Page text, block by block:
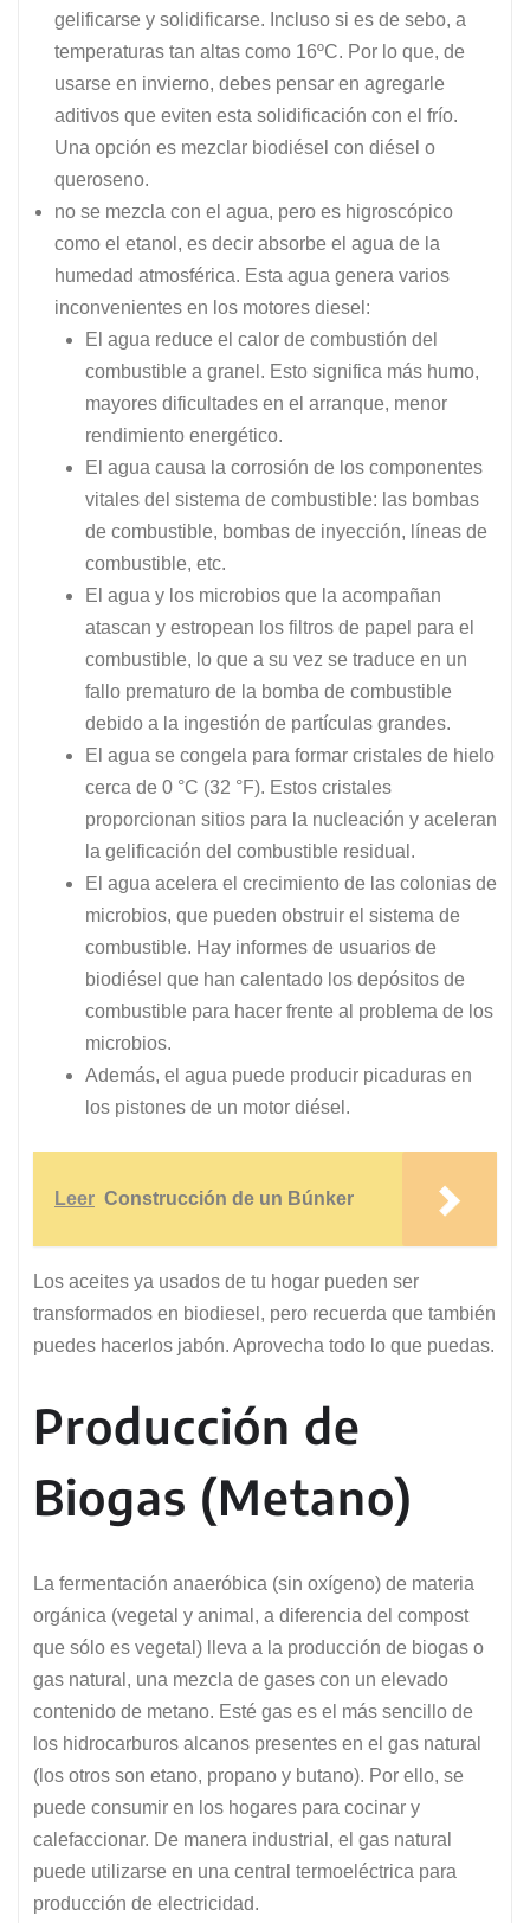
gelificarse y solidificarse. Incluso si es de sebo, a
temperaturas tan altas como 16ºC. Por lo que, de
usarse en invierno, debes pensar en agregarle
aditivos que eviten esta solidificación con el frío.
Una opción es mezclar biodiésel con diésel o
queroseno.
no se mezcla con el agua, pero es higroscópico
como el etanol, es decir absorbe el agua de la
humedad atmosférica. Esta agua genera varios
inconvenientes en los motores diesel:
El agua reduce el calor de combustión del
combustible a granel. Esto significa más humo,
mayores dificultades en el arranque, menor
rendimiento energético.
El agua causa la corrosión de los componentes
vitales del sistema de combustible: las bombas
de combustible, bombas de inyección, líneas de
combustible, etc.
El agua y los microbios que la acompañan
atascan y estropean los filtros de papel para el
combustible, lo que a su vez se traduce en un
fallo prematuro de la bomba de combustible
debido a la ingestión de partículas grandes.
El agua se congela para formar cristales de hielo
cerca de 0 °C (32 °F). Estos cristales
proporcionan sitios para la nucleación y aceleran
la gelificación del combustible residual.
El agua acelera el crecimiento de las colonias de
microbios, que pueden obstruir el sistema de
combustible. Hay informes de usuarios de
biodiésel que han calentado los depósitos de
combustible para hacer frente al problema de los
microbios.
Además, el agua puede producir picaduras en
los pistones de un motor diésel.
Leer Construcción de un Búnker
Los aceites ya usados de tu hogar pueden ser
transformados en biodiesel, pero recuerda que también
puedes hacerlos jabón. Aprovecha todo lo que puedas.
Producción de
Biogas (Metano)
La fermentación anaeróbica (sin oxígeno) de materia
orgánica (vegetal y animal, a diferencia del compost
que sólo es vegetal) lleva a la producción de biogas o
gas natural, una mezcla de gases con un elevado
contenido de metano. Esté gas es el más sencillo de
los hidrocarburos alcanos presentes en el gas natural
(los otros son etano, propano y butano). Por ello, se
puede consumir en los hogares para cocinar y
calefaccionar. De manera industrial, el gas natural
puede utilizarse en una central termoeléctrica para
producción de electricidad.